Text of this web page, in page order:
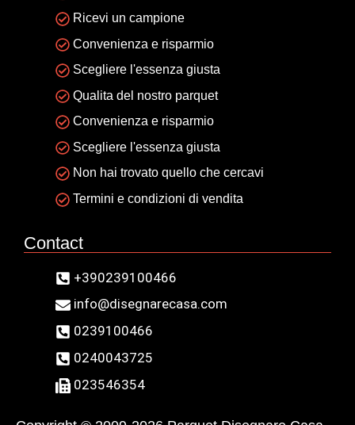
Ricevi un campione
Convenienza e risparmio
Scegliere l'essenza giusta
Qualita del nostro parquet
Convenienza e risparmio
Scegliere l'essenza giusta
Non hai trovato quello che cercavi
Termini e condizioni di vendita
Contact
+390239100466
info@disegnarecasa.com
0239100466
0240043725
023546354